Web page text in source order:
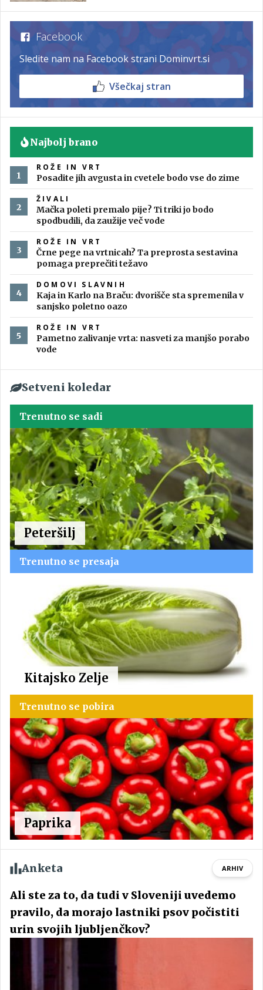
Facebook
Sledite nam na Facebook strani Dominvrt.si
Všečkaj stran
Najbolj brano
ROŽE IN VRT
Posadite jih avgusta in cvetele bodo vse do zime
ŽIVALI
Mačka poleti premalo pije? Ti triki jo bodo
spodbudili, da zaužije več vode
ROŽE IN VRT
Črne pege na vrtnicah? Ta preprosta sestavina
pomaga preprečiti težavo
DOMOVI SLAVNIH
Kaja in Karlo na Braču: dvorišče sta spremenila v
sanjsko poletno oazo
ROŽE IN VRT
Pametno zalivanje vrta: nasveti za manjšo porabo
vode
Setveni koledar
Trenutno se sadi
Peteršilj
Trenutno se presaja
Kitajsko Zelje
Trenutno se pobira
Paprika
Anketa ARHIV
Ali ste za to, da tudi v Sloveniji uvedemo
pravilo, da morajo lastniki psov počistiti
urin svojih ljubljenčkov?